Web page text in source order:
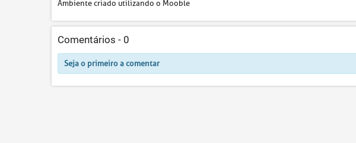
Ambiente criado utilizando o Mooble
Comentários - 0
Seja o primeiro a comentar